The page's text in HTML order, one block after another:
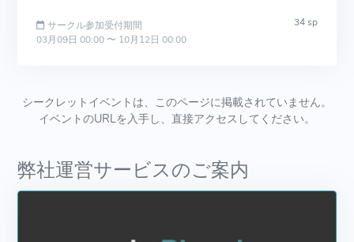
34 sp
サークル参加受付期間
03月09日 00:00 〜 10月12日 00:00
シークレットイベントは、このページに掲載されていません。
イベントのURLを入手し、直接アクセスしてください。
弊社運営サービスのご案内